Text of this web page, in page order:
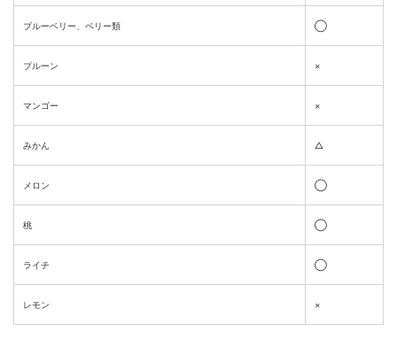
ブルーベリー、ベリー類 ◯
プルーン ×
マンゴー ×
みかん △
メロン ◯
桃 ◯
ライチ ◯
レモン ×